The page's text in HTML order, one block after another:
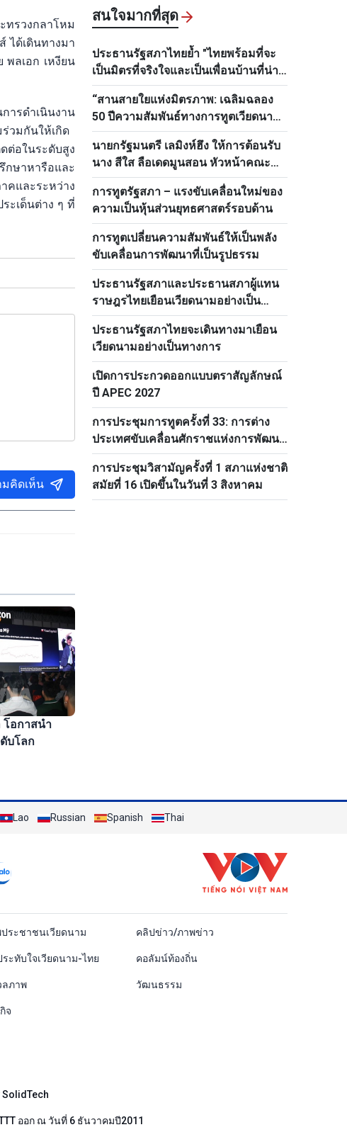
ทรวงกลาโหม
ได้เดินทางมา
พลเอก เหงียน
ารดำเนินงาน
วมกันให้เกิด
ต่อในระดับสูง
ษาหารือและ
และระหว่าง
ะเด็นต่าง ๆ ที่
มคิดเห็น
โอกาสนำ
บโลก
สนใจมากที่สุด
ประธานรัฐสภาไทยย้ำ "ไทยพร้อมที่จะ
เป็นมิตรที่จริงใจและเป็นเพื่อนบ้านที่น่า
ไว้วางใจของเวียดนามเสมอ"
“สานสายใยแห่งมิตรภาพ: เฉลิมฉลอง
50 ปีความสัมพันธ์ทางการทูตเวียดนาม–
ไทย”
นายกรัฐมนตรี เลมิงห์ฮึง ให้การต้อนรับ
นาง สีใส ลือเดดมูนสอน หัวหน้าคณะ
กรรมการด้านบุคลากรส่วนกลางพรรค
ประชาชนปฏิวัติลาว
การทูตรัฐสภา – แรงขับเคลื่อนใหม่ของ
ความเป็นหุ้นส่วนยุทธศาสตร์รอบด้าน
การทูตเปลี่ยนความสัมพันธ์ให้เป็นพลัง
ขับเคลื่อนการพัฒนาที่เป็นรูปธรรม
ประธานรัฐสภาและประธานสภาผู้แทน
ราษฎรไทยเยือนเวียดนามอย่างเป็น
ทางการ
ประธานรัฐสภาไทยจะเดินทางมาเยือน
เวียดนามอย่างเป็นทางการ
เปิดการประกวดออกแบบตราสัญลักษณ์
ปี APEC 2027
การประชุมการทูตครั้งที่ 33: การต่าง
ประเทศขับเคลื่อนศักราชแห่งการพัฒนา
ใหม่
การประชุมวิสามัญครั้งที่ 1 สภาแห่งชาติ
สมัยที่ 16 เปิดขึ้นในวันที่ 3 สิงหาคม
Lao Russian Spanish Thai
ประชาชนเวียดนาม คลิปข่าว/ภาพข่าว
ะทับใจเวียดนาม-ไทย คอลัมน์ท้องถิ่น
ลภาพ วัฒนธรรม
จ
ออก ณ วันที่ 6 ธันวาคมปี2011